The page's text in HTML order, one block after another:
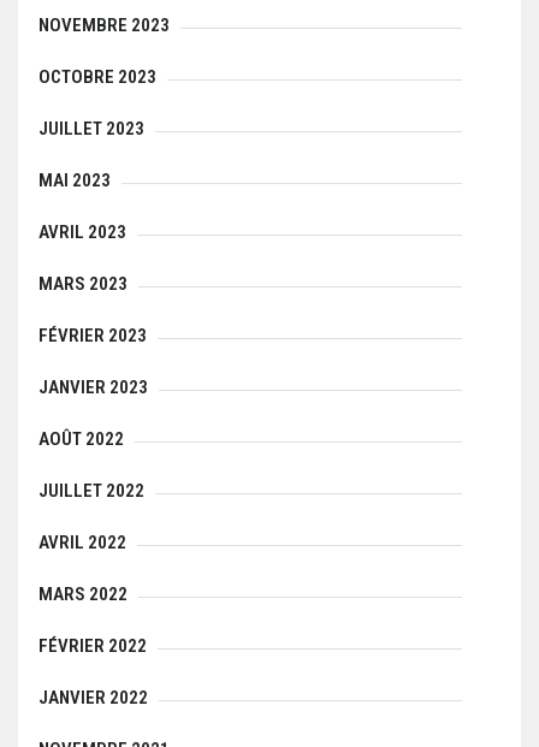
NOVEMBRE 2023
OCTOBRE 2023
JUILLET 2023
MAI 2023
AVRIL 2023
MARS 2023
FÉVRIER 2023
JANVIER 2023
AOÛT 2022
JUILLET 2022
AVRIL 2022
MARS 2022
FÉVRIER 2022
JANVIER 2022